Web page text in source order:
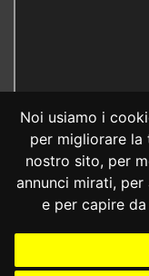
Noi usiamo i
per migliorare la
nostro sito, per
annunci mirati,
e per capire